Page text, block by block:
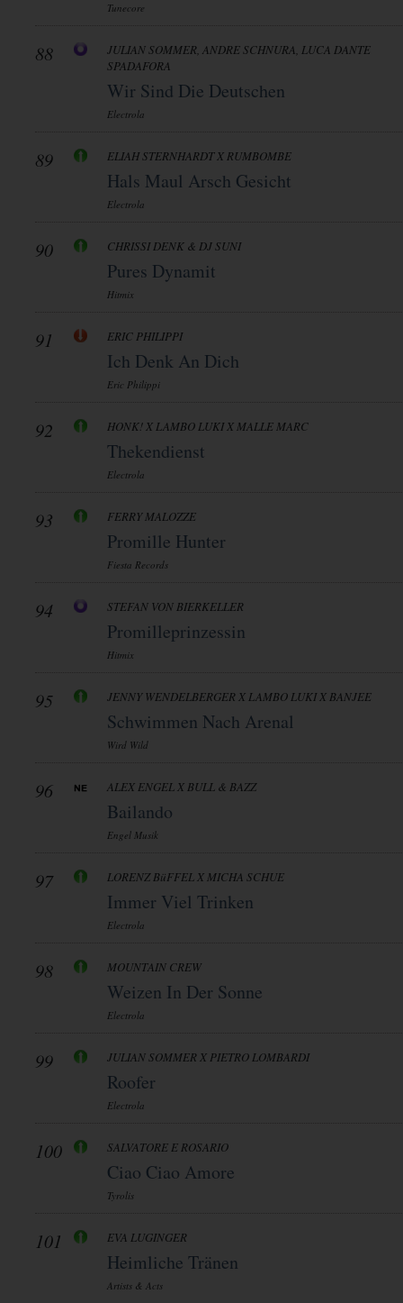
Tunecore
88
JULIAN SOMMER, ANDRE SCHNURA, LUCA DANTE
SPADAFORA
Wir Sind Die Deutschen
Electrola
89 ELIAH STERNHARDT X RUMBOMBE
Hals Maul Arsch Gesicht
Electrola
90 CHRISSI DENK & DJ SUNI
Pures Dynamit
Hitmix
91 ERIC PHILIPPI
Ich Denk An Dich
Eric Philippi
92 HONK! X LAMBO LUKI X MALLE MARC
Thekendienst
Electrola
93 FERRY MALOZZE
Promille Hunter
Fiesta Records
94 STEFAN VON BIERKELLER
Promilleprinzessin
Hitmix
95 JENNY WENDELBERGER X LAMBO LUKI X BANJEE
Schwimmen Nach Arenal
Wird Wild
96 ALEX ENGEL X BULL & BAZZ
Bailando
Engel Musik
97 LORENZ BüFFEL X MICHA SCHUE
Immer Viel Trinken
Electrola
98 MOUNTAIN CREW
Weizen In Der Sonne
Electrola
99 JULIAN SOMMER X PIETRO LOMBARDI
Roofer
Electrola
100 SALVATORE E ROSARIO
Ciao Ciao Amore
Tyrolis
101 EVA LUGINGER
Heimliche Tränen
Artists & Acts